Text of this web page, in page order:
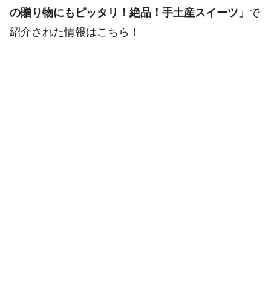
の贈り物にもピッタリ！絶品！手土産スイーツ」 で
紹介された情報はこちら！